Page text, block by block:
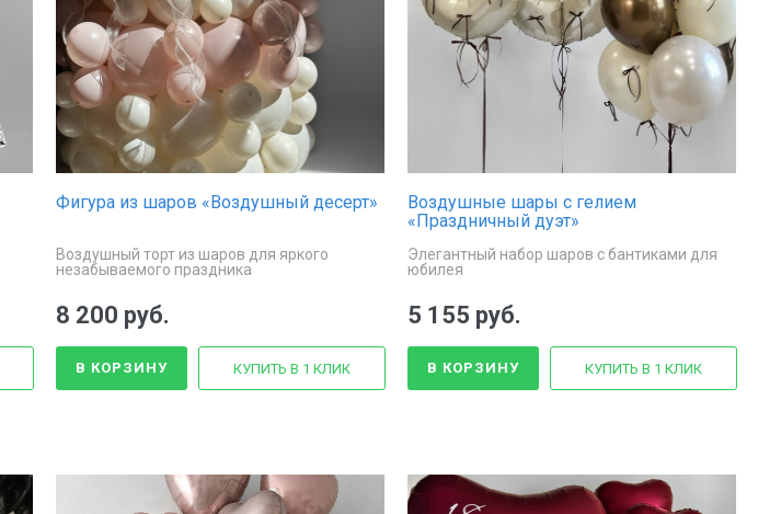
Фигура из шаров «Воздушный десерт»
Воздушный торт из шаров для яркого
незабываемого праздника
8 200 руб.
В КОРЗИНУ КУПИТЬ В 1 КЛИК
Воздушные шары с гелием
«Праздничный дуэт»
Элегантный набор шаров с бантиками для
юбилея
5 155 руб.
В КОРЗИНУ КУПИТЬ В 1 КЛИК